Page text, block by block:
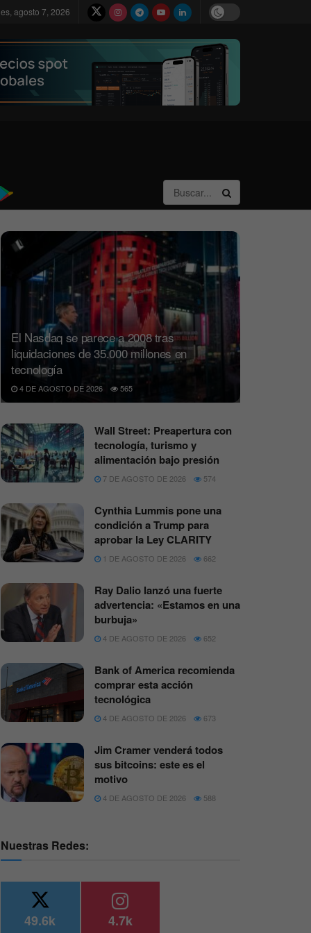
agosto 7, 2026
El Nasdaq se parece a 2008 tras
liquidaciones de 35.000 millones en
tecnología
4 DE AGOSTO DE 2026 565
Wall Street: Preapertura con
tecnología, turismo y
alimentación bajo presión
7 DE AGOSTO DE 2026 574
Cynthia Lummis pone una
condición a Trump para
aprobar la Ley CLARITY
1 DE AGOSTO DE 2026 662
Ray Dalio lanzó una fuerte
advertencia: «Estamos en una
burbuja»
4 DE AGOSTO DE 2026 652
Bank of America recomienda
comprar esta acción
tecnológica
4 DE AGOSTO DE 2026 673
Jim Cramer venderá todos
sus bitcoins: este es el
motivo
4 DE AGOSTO DE 2026 588
Nuestras Redes:
49.6k 4.7k